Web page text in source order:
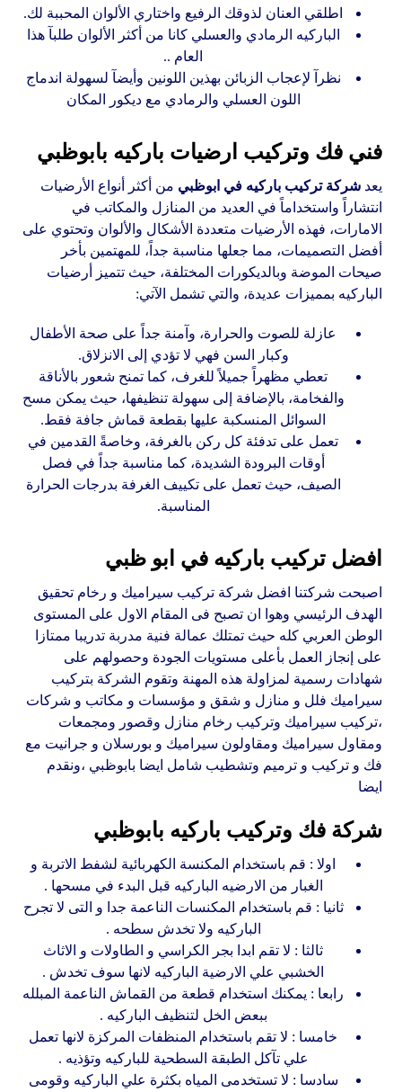
اطلقي العنان لذوقك الرفيع واختاري الألوان المحببة لك.
الباركيه الرمادي والعسلي كانا من أكثر الألوان طلبآ هذا
العام ..
نظرآ لإعجاب الزبائن بهذين اللونين وأيضآ لسهولة اندماج
اللون العسلي والرمادي مع ديكور المكان
فني فك وتركيب ارضيات باركيه بابوظبي
يعدشركة تركيب باركيه في ابوظبي من أكثر أنواع الأرضيات
انتشاراً واستخداماً في العديد من المنازل والمكاتب في
الامارات، فهذه الأرضيات متعددة الأشكال والألوان وتحتوي على
أفضل التصميمات، مما جعلها مناسبة جداً، للمهتمين بأخر
صيحات الموضة وبالديكورات المختلفة، حيث تتميز أرضيات
الباركيه بمميزات عديدة، والتي تشمل الآتي:
عازلة للصوت والحرارة، وآمنة جداً على صحة الأطفال
وكبار السن فهي لا تؤدي إلى الانزلاق.
تعطي مظهراً جميلاً للغرف، كما تمنح شعور بالأناقة
والفخامة، بالإضافة إلى سهولة تنظيفها، حيث يمكن مسح
السوائل المنسكبة عليها بقطعة قماش جافة فقط.
تعمل على تدفئة كل ركن بالغرفة، وخاصةً القدمين في
أوقات البرودة الشديدة، كما مناسبة جداً في فصل
الصيف، حيث تعمل على تكييف الغرفة بدرجات الحرارة
المناسبة.
افضل تركيب باركيه في ابو ظبي
اصبحت شركتنا افضل شركة تركيب سيراميك و رخام تحقيق
الهدف الرئيسي وهوا ان تصبح فى المقام الاول على المستوى
الوطن العربي كله حيث تمتلك عمالة فنية مدربة تدريبا ممتازا
على إنجاز العمل بأعلى مستويات الجودة وحصولهم على
شهادات رسمية لمزاولة هذه المهنة وتقوم الشركة بتركيب
سيراميك فلل و منازل و شقق و مؤسسات و مكاتب و شركات
،تركيب سيراميك وتركيب رخام منازل وقصور ومجمعات
ومقاول سيراميك ومقاولون سيراميك و بورسلان و جرانيت مع
فك و تركيب و ترميم وتشطيب شامل ايضا بابوظبي ،ونقدم
ايضا
شركة فك وتركيب باركيه بابوظبي
اولا : قم باستخدام المكنسة الكهربائية لشفط الاتربة و
الغبار من الارضيه الباركيه قبل البدء في مسحها .
ثانيا : قم باستخدام المكنسات الناعمة جدا و التى لا تجرح
الباركيه ولا تخدش سطحه .
ثالثا : لا تقم ابدا بجر الكراسي و الطاولات و الاثاث
الخشبي علي الارضية الباركيه لانها سوف تخدش .
رابعا : يمكنك استخدام قطعة من القماش الناعمة المبلله
ببعض الخل لتنظيف الباركيه .
خامسا : لا تقم باستخدام المنظفات المركزة لانها تعمل
علي تآكل الطبقة السطحية للباركيه وتؤذيه .
سادسا : لا تستخدمى المياه بكثرة علي الباركيه وقومى